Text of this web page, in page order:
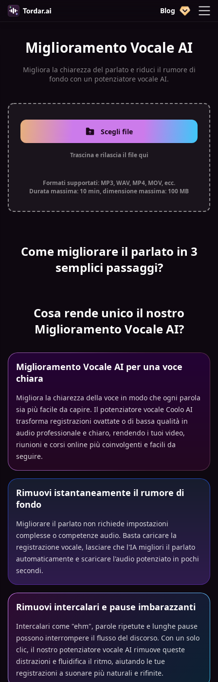
Blog
Miglioramento Vocale AI
Migliora la chiarezza del parlato e riduci il rumore di
fondo con un potenziatore vocale AI.
Scegli file
Trascina e rilascia il file qui
Formati supportati: MP3, WAV, MP4, MOV, ecc.
Durata massima: 10 min, dimensione massima: 100 MB
Come migliorare il parlato in 3
semplici passaggi?
Cosa rende unico il nostro
Miglioramento Vocale AI?
Miglioramento Vocale AI per una voce
chiara
Migliora la chiarezza della voce in modo che ogni parola
sia più facile da capire. Il potenziatore vocale Coolo AI
trasforma registrazioni ovattate o di bassa qualità in
audio professionale e chiaro, rendendo i tuoi video,
riunioni e corsi online più coinvolgenti e facili da
seguire.
Rimuovi istantaneamente il rumore di
fondo
Migliorare il parlato non richiede impostazioni
complesse o competenze audio. Basta caricare la
registrazione vocale, lasciare che l'IA migliori il parlato
automaticamente e scaricare l'audio potenziato in pochi
secondi.
Rimuovi intercalari e pause imbarazzanti
Intercalari come "ehm", parole ripetute e lunghe pause
possono interrompere il flusso del discorso. Con un solo
clic, il nostro potenziatore vocale AI rimuove queste
distrazioni e fluidifica il ritmo, aiutando le tue
registrazioni a suonare più naturali e rifinite.